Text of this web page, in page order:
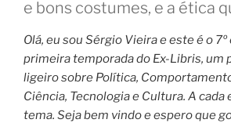
e bons costumes, e a ética
Olá, eu sou Sérgio Vieira e este é o
primeira temporada do Ex-Libris, um
ligeiro sobre Política,
Ciência, Tecnologia e Cultura. A cada
tema. Seja bem vindo e espero que